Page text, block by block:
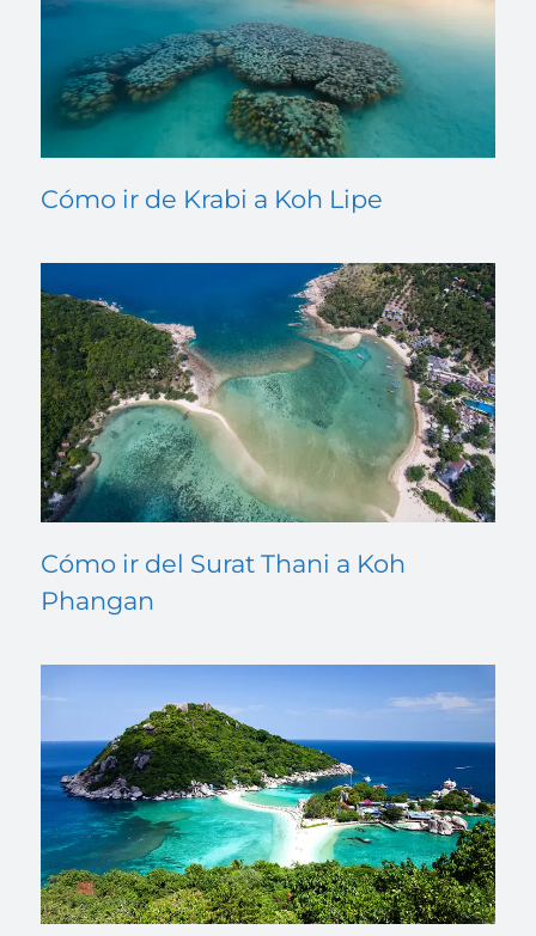
Cómo ir de Krabi a Koh Lipe
Cómo ir del Surat Thani a Koh
Phangan